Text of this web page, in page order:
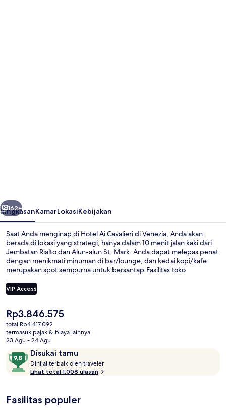
Berikutnya
162+
RingkasanKamarLokasiKebijakan
Saat Anda menginap di Hotel Ai Cavalieri di Venezia, Anda akan
berada di lokasi yang strategi, hanya dalam 10 menit jalan kaki dari
Jembatan Rialto dan Alun-alun St. Mark. Anda dapat melepas penat
dengan menikmati minuman di bar/lounge, dan kedai kopi/kafe
merupakan spot sempurna untuk bersantap.Fasilitas toko
mandi mendapatkan nilai yang bagus dari para traveler.
VIP Access
Harga
saat
ini
Rp3.846.575
Rp3.846.575
total Rp4.417.092
termasuk pajak & biaya lainnya
23 Agu - 24 Agu
Ulasan Disukai tamu
9,8
dari
10,
tamu
Dinilai terbaik oleh traveler
Lihat total 1.008 ulasan
Fasilitas populer